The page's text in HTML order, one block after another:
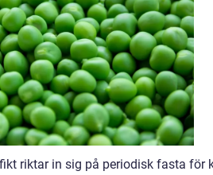
riktar in sig på periodisk fasta för